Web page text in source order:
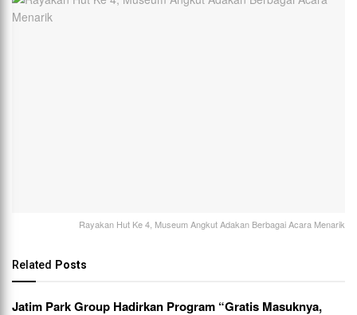
Rayakan Hut Ke 4, Museum Angkut Adakan Berbagai Acara Menarik
Related Posts
Jatim Park Group Hadirkan Program “Gratis Masuknya,